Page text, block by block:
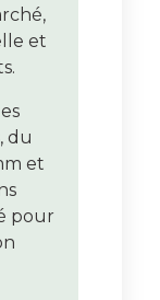
et
du
et
pour